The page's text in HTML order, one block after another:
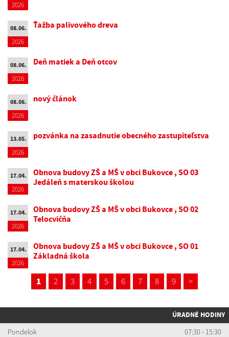
2026
08.06.
2026
Ťažba palivového dreva
08.06.
2026
Deň matiek a Deň otcov
08.06.
2026
nový článok
13.05.
2026
pozvánka na zasadnutie obecného zastupiteľstva
17.04.
2026
Obnova budovy ZŠ a MŠ v obci Bukovce , SO 03
Jedáleň s materskou školou
17.04.
2026
Obnova budovy ZŠ a MŠ v obci Bukovce , SO 02
Telocvičňa
17.04.
2026
Obnova budovy ZŠ a MŠ v obci Bukovce , SO 01
Základná škola
1 2 3 4 5 6 7 8 9 >
ÚRADNÉ HODINY
Pondelok
07:30 - 15:30